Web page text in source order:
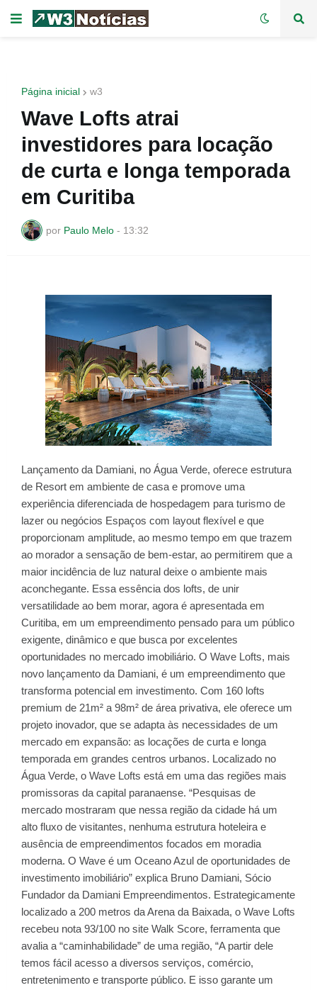
Página inicial w3
Wave Lofts atrai
investidores para locação
de curta e longa temporada
em Curitiba
por Paulo Melo - 13:32
Lançamento da Damiani, no Água Verde, oferece estrutura
de Resort em ambiente de casa e promove uma
experiência diferenciada de hospedagem para turismo de
lazer ou negócios Espaços com layout flexível e que
proporcionam amplitude, ao mesmo tempo em que trazem
ao morador a sensação de bem-estar, ao permitirem que a
maior incidência de luz natural deixe o ambiente mais
aconchegante. Essa essência dos lofts, de unir
versatilidade ao bem morar, agora é apresentada em
Curitiba, em um empreendimento pensado para um público
exigente, dinâmico e que busca por excelentes
oportunidades no mercado imobiliário. O Wave Lofts, mais
novo lançamento da Damiani, é um empreendimento que
transforma potencial em investimento. Com 160 lofts
premium de 21m² a 98m² de área privativa, ele oferece um
projeto inovador, que se adapta às necessidades de um
mercado em expansão: as locações de curta e longa
temporada em grandes centros urbanos. Localizado no
Água Verde, o Wave Lofts está em uma das regiões mais
promissoras da capital paranaense. “Pesquisas de
mercado mostraram que nessa região da cidade há um
alto fluxo de visitantes, nenhuma estrutura hoteleira e
ausência de empreendimentos focados em moradia
moderna. O Wave é um Oceano Azul de oportunidades de
investimento imobiliário” explica Bruno Damiani, Sócio
Fundador da Damiani Empreendimentos. Estrategicamente
localizado a 200 metros da Arena da Baixada, o Wave Lofts
recebeu nota 93/100 no site Walk Score, ferramenta que
avalia a “caminhabilidade” de uma região, “A partir dele
temos fácil acesso a diversos serviços, comércio,
entretenimento e transporte público. E isso garante um